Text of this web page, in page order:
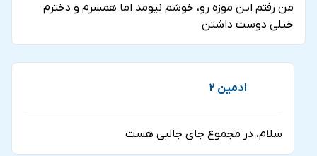
من رفتم این موزه رو، خوشم نیومد اما همسرم و دخترم
خیلی دوست داشتن
ادمین 2
سلام، در مجموع جای جالبی هست